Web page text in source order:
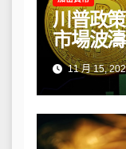
川普政
市場波
11 月 15,